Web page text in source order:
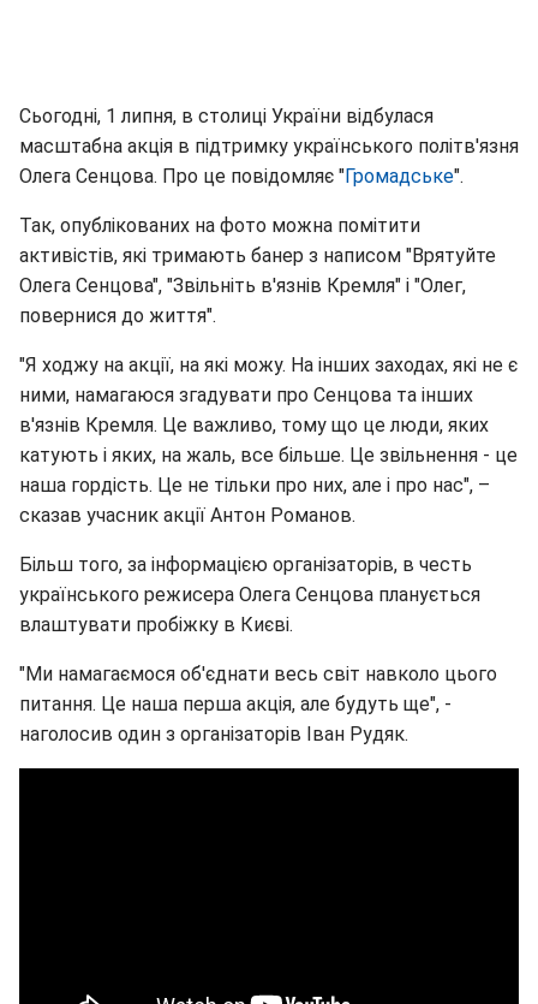
Сьогодні, 1 липня, в столиці України відбулася
масштабна акція в підтримку українського політв'язня
Олега Сенцова. Про це повідомляє "Громадське".
Так, опублікованих на фото можна помітити
активістів, які тримають банер з написом "Врятуйте
Олега Сенцова", "Звільніть в'язнів Кремля" і "Олег,
повернися до життя".
"Я ходжу на акції, на які можу. На інших заходах, які не є
ними, намагаюся згадувати про Сенцова та інших
в'язнів Кремля. Це важливо, тому що це люди, яких
катують і яких, на жаль, все більше. Це звільнення - це
наша гордість. Це не тільки про них, але і про нас", –
сказав учасник акції Антон Романов.
Більш того, за інформацією організаторів, в честь
українського режисера Олега Сенцова планується
влаштувати пробіжку в Києві.
"Ми намагаємося об'єднати весь світ навколо цього
питання. Це наша перша акція, але будуть ще", -
наголосив один з організаторів Іван Рудяк.